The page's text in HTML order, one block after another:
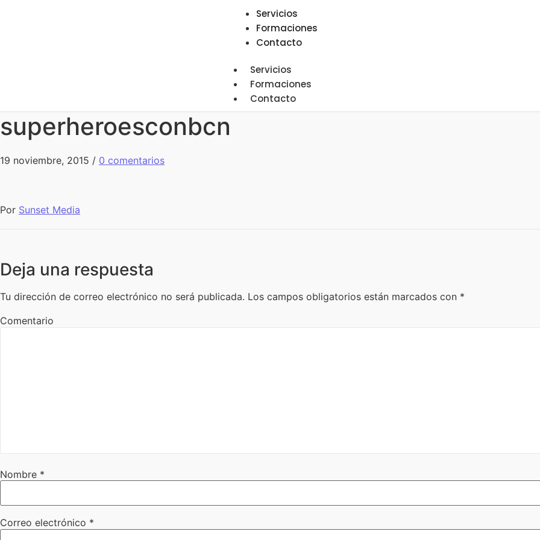
Servicios
Formaciones
Contacto
Servicios
Formaciones
Contacto
superheroesconbcn
19 noviembre, 2015 / 0 comentarios
Por Sunset Media
Deja una respuesta
Tu dirección de correo electrónico no será publicada. Los campos obligatorios están marcados con *
Comentario
Nombre *
Correo electrónico *